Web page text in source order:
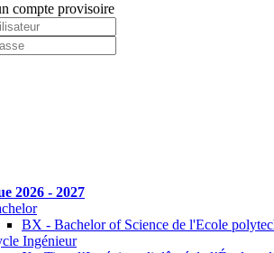
compte provisoire
2026 - 2027
BX - Bachelor of Science de l'Ecole
Ingénieur